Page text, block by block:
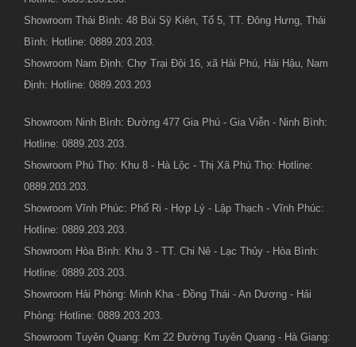
Showroom Thái Bình: 48 Bùi Sỹ Kiên, Tổ 5, TT. Đông Hưng, Thái
Bình: Hotline: 0889.203.203.
Showroom Nam Định: Chợ Trại Đội 16, xã Hải Phú, Hải Hậu, Nam
Định: Hotline: 0889.203.203
Showroom Ninh Bình: Đường 477 Gia Phú - Gia Viễn - Ninh Bình:
Hotline: 0889.203.203.
Showroom Phú Thọ: Khu 8 - Hà Lộc - Thị Xã Phú Thọ: Hotline:
0889.203.203.
Showroom Vĩnh Phúc: Phố Ri - Hợp Lý - Lập Thạch - Vĩnh Phúc:
Hotline: 0889.203.203.
Showroom Hòa Bình: Khu 3 - TT. Chi Nê - Lạc Thủy - Hòa Bình:
Hotline: 0889.203.203.
Showroom Hải Phòng: Minh Kha - Đồng Thái - An Dương - Hải
Phòng: Hotline: 0889.203.203.
Showroom Tuyên Quang: Km 22 Đường Tuyên Quang - Hà Giang: